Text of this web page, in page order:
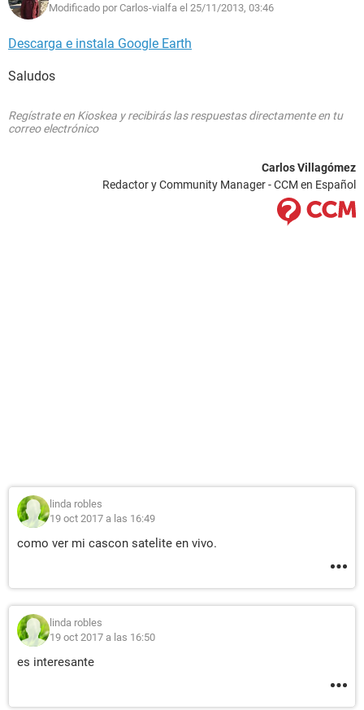
Modificado por Carlos-vialfa el 25/11/2013, 03:46
Descarga e instala Google Earth
Saludos
Regístrate en Kioskea y recibirás las respuestas directamente en tu
correo electrónico
Carlos Villagómez
Redactor y Community Manager - CCM en Español
linda robles
19 oct 2017 a las 16:49
como ver mi cascon satelite en vivo.
linda robles
19 oct 2017 a las 16:50
es interesante